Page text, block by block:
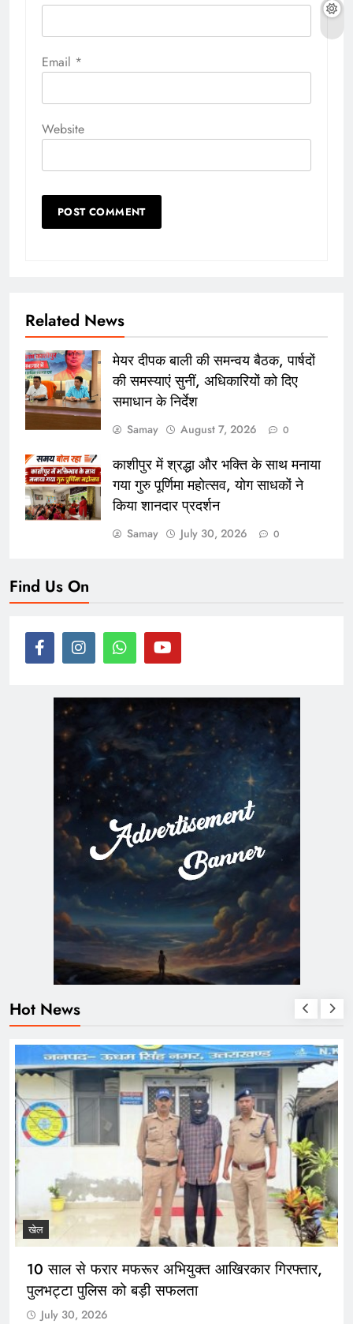
Email *
Website
Related News
मेयर दीपक बाली की समन्वय बैठक, पार्षदों
की समस्याएं सुनीं, अधिकारियों को दिए
समाधान के निर्देश
Samay August 7, 2026 0
काशीपुर में श्रद्धा और भक्ति के साथ मनाया
गया गुरु पूर्णिमा महोत्सव, योग साधकों ने
किया शानदार प्रदर्शन
Samay July 30, 2026 0
Find Us On
Hot News
खेल
10 साल से फरार मफरूर अभियुक्त आखिरकार गिरफ्तार,
पुलभट्टा पुलिस को बड़ी सफलता
July 30, 2026